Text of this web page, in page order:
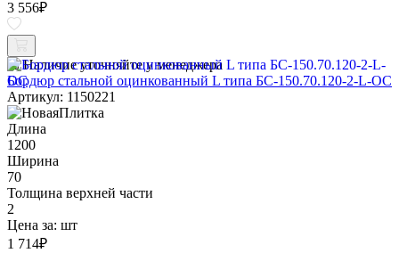
3 556₽
Наличие уточняйте у менеджера
Бордюр стальной оцинкованный L типа БС-150.70.120-2-L-ОС
Артикул: 1150221
Длина
1200
Ширина
70
Толщина верхней части
2
Цена за: шт
1 714₽